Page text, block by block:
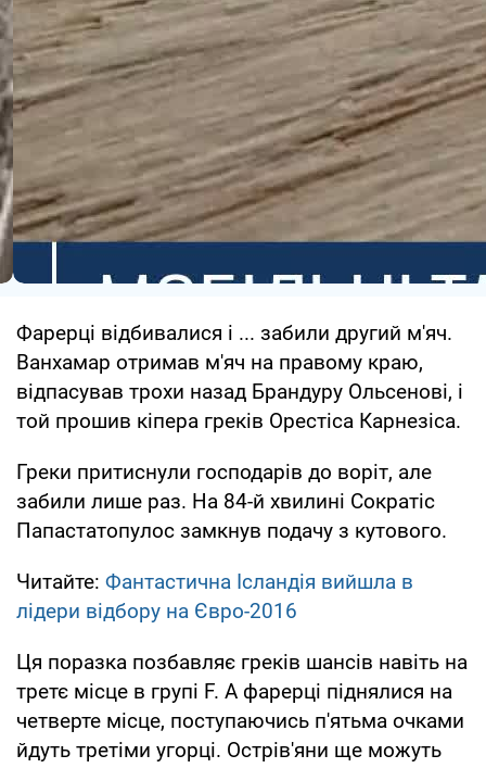
Фарерці відбивалися і ... забили другий м'яч.
Ванхамар отримав м'яч на правому краю,
відпасував трохи назад Брандуру Ольсенові, і
той прошив кіпера греків Орестіса Карнезіса.
Греки притиснули господарів до воріт, але
забили лише раз. На 84-й хвилині Сократіс
Папастатопулос замкнув подачу з кутового.
Читайте: Фантастична Ісландія вийшла в
лідери відбору на Євро-2016
Ця поразка позбавляє греків шансів навіть на
третє місце в групі F. А фарерці піднялися на
четверте місце, поступаючись п'ятьма очками
йдуть третіми угорці. Острів'яни ще можуть